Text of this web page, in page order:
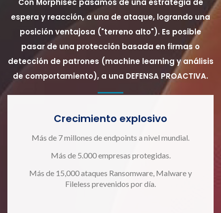
Con Morphisec pasamos de una estrategia de
espera y reacción, a una de ataque, logrando una
posición ventajosa ("terreno alto"). Es posible
pasar de una protección basada en firmas o
detección de patrones (machine learning y análisis
de comportamiento), a una DEFENSA PROACTIVA.
Crecimiento explosivo
Más de 7 millones de endpoints a nivel mundial.
Más de 5.000 empresas protegidas.
Más de 15,000 ataques Ransomware, Malware y
Fileless prevenidos por día.